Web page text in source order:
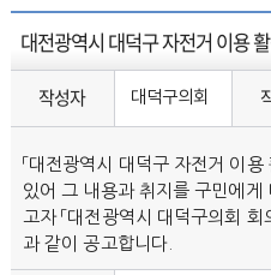
대전광역시 대덕구 자전거 이용
작성자 대덕구의회
「대전광역시 대덕구 자전거 이용
있어 그 내용과 취지를 구민에
고자 「대전광역시 대덕구의회
과 같이 공고합니다.